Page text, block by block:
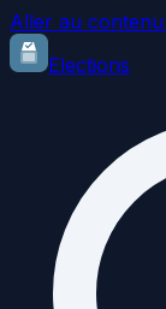
Aller au
Elections